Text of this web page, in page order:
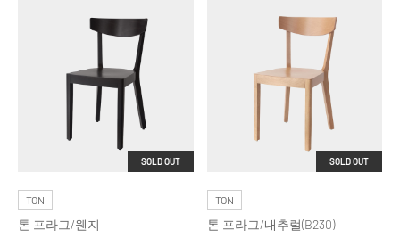
SOLD OUT
TON
톤 프라그/웬지
SOLD OUT
TON
톤 프라그/내추럴(B230)